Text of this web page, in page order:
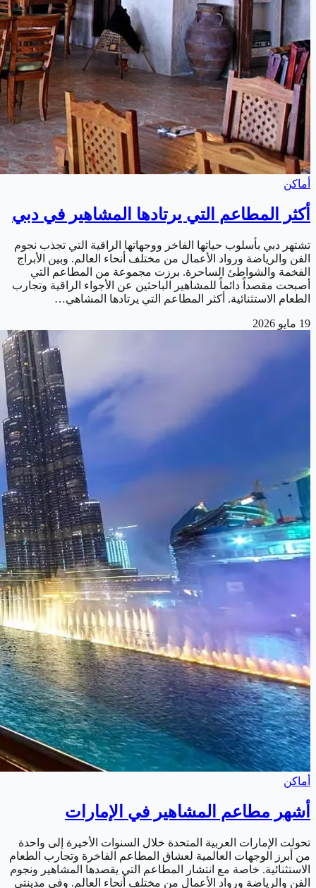
أماكن
أكثر المطاعم التي يرتادها المشاهير في دبي
تشتهر دبي بأسلوب حياتها الفاخر ووجهاتها الراقية التي تجذب نجوم
الفن والرياضة ورواد الأعمال من مختلف أنحاء العالم. وبين الأبراج
الفخمة والشواطئ الساحرة. برزت مجموعة من المطاعم التي
أصبحت مقصداً دائماً للمشاهير الباحثين عن الأجواء الراقية وتجارب
الطعام الاستثنائية. أكثر المطاعم التي يرتادها المشاهي…
19 مايو 2026
أماكن
أشهر مطاعم المشاهير في الإمارات
تحولت الإمارات العربية المتحدة خلال السنوات الأخيرة إلى واحدة
من أبرز الوجهات العالمية لعشاق المطاعم الفاخرة وتجارب الطعام
الاستثنائية. خاصة مع انتشار المطاعم التي يقصدها المشاهير ونجوم
الفن والرياضة ورواد الأعمال من مختلف أنحاء العالم. وفي مدينتي